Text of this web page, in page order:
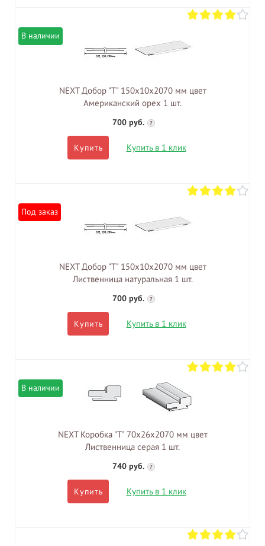
В наличии
NEXT Добор "Т" 150х10х2070 мм цвет
Американский орех 1 шт.
700 руб. ?
Купить Купить в 1 клик
Под заказ
NEXT Добор "Т" 150х10х2070 мм цвет
Лиственница натуральная 1 шт.
700 руб. ?
Купить Купить в 1 клик
В наличии
NEXT Коробка "Т" 70х26х2070 мм цвет
Лиственница серая 1 шт.
740 руб. ?
Купить Купить в 1 клик